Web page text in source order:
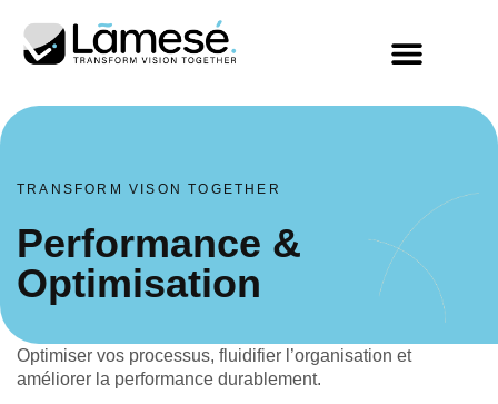
TRANSFORM VISON TOGETHER
Performance &
Optimisation
Optimiser vos processus, fluidifier l’organisation et
améliorer la performance durablement.